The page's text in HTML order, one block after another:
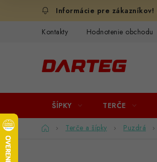
Kontakty Hodnotenie obchodu
ŠÍPKY TERČE
DomovTerče a šípky Puzdrá